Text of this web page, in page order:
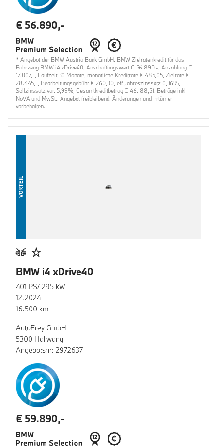
€ 56.890,-
* Angebot der BMW Austria Bank GmbH. BMW Zielratenkredit für das
Fahrzeug BMW i4 xDrive40, Anschaffungswert € 56.890,-, Anzahlung €
17.067,-, Laufzeit 36 Monate, monatliche Kreditrate € 485,65, Zielrate €
28.445,-, Bearbeitungsgebühr € 260,00, eff. Jahreszinssatz 6,36%,
Sollzinssatz var. 5,99%, Gesamtkreditbetrag € 46.188,51. Beträge inkl.
NoVA und MwSt.. Angebot freibleibend. Änderungen und Irrtümer
vorbehalten.
VORTEIL
BMW i4 xDrive40
401 PS/ 295 kW
12.2024
16.500 km
AutoFrey GmbH
5300 Hallwang
Angebotsnr: 2972637
€ 59.890,-